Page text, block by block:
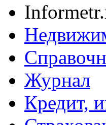
Журнал
Кредит,